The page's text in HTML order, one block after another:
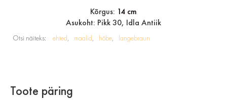
Kõrgus: 14 cm
Asukoht: Pikk 30, Idla Antiik
Otsi näiteks: ehted maalid hõbe langebraun
Toote päring